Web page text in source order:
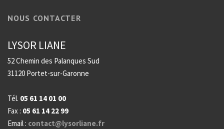
NOUS CONTACTER
LYSOR LIANE
52 Chemin des Palanques Sud
31120 Portet-sur-Garonne
Tél. 05 61 14 01 00
Fax : 05 61 14 22 99
Email : contact@lysorliane.fr